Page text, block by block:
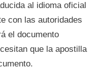
al idioma oficial
con las autoridades
el documento
que la apostilla